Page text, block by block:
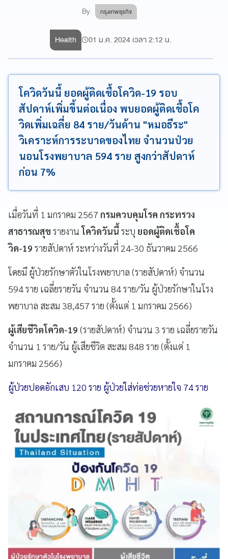
By กรุงเทพธุรกิจ
Health 01 ม.ค. 2024 เวลา 2:12 น.
โควิดวันนี้ ยอดผู้ติดเชื้อโควิด-19 รอบ
สัปดาห์เพิ่มขึ้นต่อเนื่อง พบยอดผู้ติดเชื้อโค
วิดเพิ่มเฉลี่ย 84 ราย/วันด้าน "หมอธีระ"
วิเคราะห์การระบาดของไทย จำนวนป่วย
นอนโรงพยาบาล 594 ราย สูงกว่าสัปดาห์
ก่อน 7%
เมื่อวันที่ 1 มกราคม 2567 กรมควบคุมโรค กระทรวง
สาธารณสุข รายงานโควิดวันนี้ ระบุ ยอดผู้ติดเชื้อโค
วิด-19 รายสัปดาห์ ระหว่างวันที่ 24-30 ธันวาคม 2566
โดยมี ผู้ป่วยรักษาตัวในโรงพยาบาล (รายสัปดาห์) จำนวน
594 ราย เฉลี่ยรายวัน จำนวน 84 ราย/วัน ผู้ป่วยรักษาในโรง
พยาบาล สะสม 38,457 ราย (ตั้งแต่ 1 มกราคม 2566)
ผู้เสียชีวิตโควิด-19 (รายสัปดาห์) จำนวน 3 ราย เฉลี่ยรายวัน
จำนวน 1 ราย/วัน ผู้เสียชีวิต สะสม 848 ราย (ตั้งแต่ 1
มกราคม 2566)
ผู้ป่วยปอดอักเสบ 120 ราย ผู้ป่วยใส่ท่อช่วยหายใจ 74 ราย